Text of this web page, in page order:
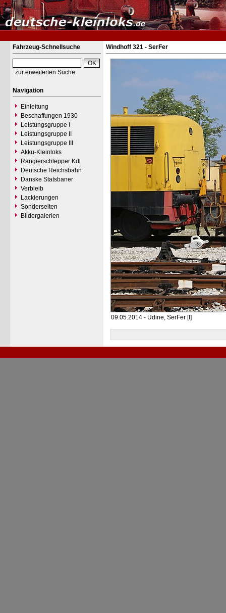
Fahrzeug-Schnellsuche
zur erweiterten Suche
Navigation
Einleitung
Beschaffungen 1930
Leistungsgruppe I
Leistungsgruppe II
Leistungsgruppe III
Akku-Kleinloks
Rangierschlepper Kdl
Deutsche Reichsbahn
Danske Statsbaner
Verbleib
Lackierungen
Sonderseiten
Bildergalerien
Windhoff 321 - SerFer
09.05.2014 - Udine, SerFer [I]